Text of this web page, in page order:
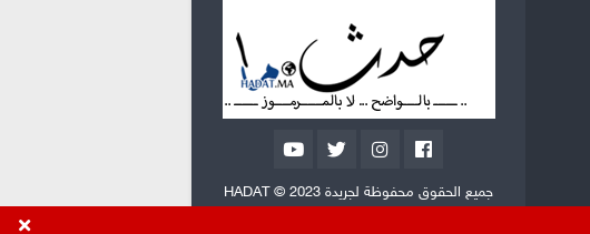
جميع الحقوق محفوظة لجريدة HADAT © 2023